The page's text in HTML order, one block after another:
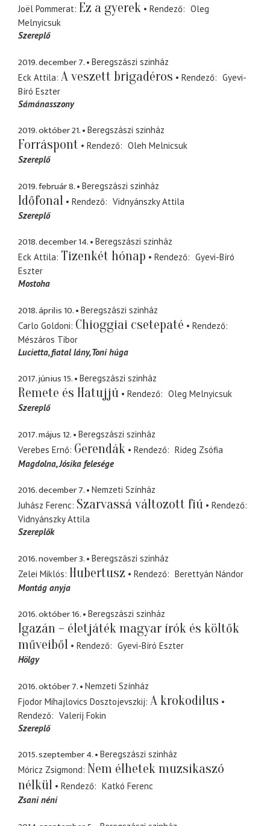
Joël Pommerat Ez a gyerek Rendező
Oleg
Melnyicsuk
Szereplő
2019. december 7.
Beregszászi szinház
Eck Attila A veszett brigadéros Rendező
Gyevi-
Bíró Eszter
Sámánasszony
2019. október 21. Beregszászi szinház
Forráspont Rendező
Oleh Melnicsuk
Szereplő
2019. február 8. Beregszászi szinház
Időfonal Rendező
Vidnyánszky Attila
Szereplő
2018. december 14.
Beregszászi szinház
Eck Attila Tizenkét hónap Rendező
Gyevi-Bíró
Eszter
Mostoha
2018. április 10.
Beregszászi szinház
Carlo Goldoni Chioggiai csetepaté
Rendező
Mészáros Tibor
Lucietta fiatal lány, Toni húga
2017. június 15. Beregszászi szinház
Remete és Hatujjú Rendező
Oleg Melnyicsuk
Szereplő
2017. május 12.
Beregszászi szinház
Verebes Ernő Gerendák Rendező
Rideg Zsófia
Magdolna Jósika felesége
2016. december 7.
Nemzeti Színház
Juhász Ferenc Szarvassá változott fiú
Rendező
Vidnyánszky Attila
Szereplők
2016. november 3.
Beregszászi szinház
Zelei Miklós Hubertusz Rendező
Berettyán Nándor
Montág anyja
2016. október 16. Beregszászi szinház
Igazán – életjáték magyar írók és költők
műveiből
Rendező
Gyevi-Bíró Eszter
Hölgy
2016. október 7.
Nemzeti Színház
Fjodor Mihajlovics Dosztojevszkij A krokodilus
Rendező
Valerij Fokin
Szereplő
2015. szeptember 4.
Beregszászi szinház
Móricz Zsigmond Nem élhetek muzsikaszó
nélkül
Rendező
Katkó Ferenc
Zsani néni